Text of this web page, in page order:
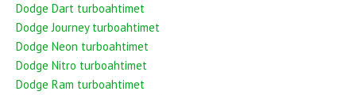
Dodge Dart turboahtimet
Dodge Journey turboahtimet
Dodge Neon turboahtimet
Dodge Nitro turboahtimet
Dodge Ram turboahtimet